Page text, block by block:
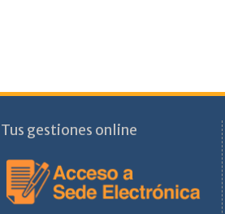
Tus gestiones online